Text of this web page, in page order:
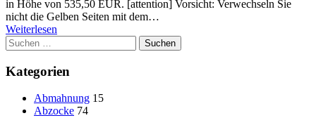
Branchenbuch"
in Höhe von 535,50 EUR. [attention] Vorsicht: Verwechseln Sie
nicht die Gelben Seiten mit dem…
Weiterlesen
Suchen
nach:
Kategorien
Abmahnung 15
Abzocke 74